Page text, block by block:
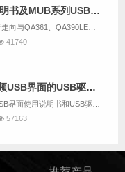
MUB1使用说明书及MUB系列USB驱动下载
41740
QU02数字音频USB界面的USB驱动下载(压缩包里包括QU02使用说明书）
57163